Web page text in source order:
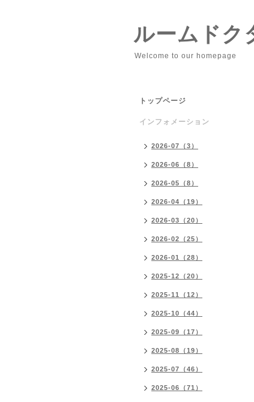
ルームド
Welcome to our homepage
トップページ
インフォメーション
2026-07（3）
2026-06（8）
2026-05（8）
2026-04（19）
2026-03（20）
2026-02（25）
2026-01（28）
2025-12（20）
2025-11（12）
2025-10（44）
2025-09（17）
2025-08（19）
2025-07（46）
2025-06（71）